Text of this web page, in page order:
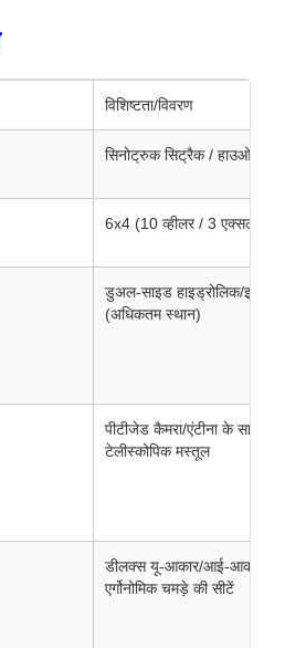
विशिष्टता/विवरण
सिनोट्रुक सिट्रैक / हाउओ
6x4 (10 व्हीलर / 3 एक्सल)
डुअल-साइड हाइड्रोलिक/
(अधिकतम स्थान)
पीटीजेड कैमरा/एंटीना के साथ
टेलीस्कोपिक मस्तूल
डीलक्स यू-आकार/आई-आकार की
एर्गोनोमिक चमड़े की सीटें